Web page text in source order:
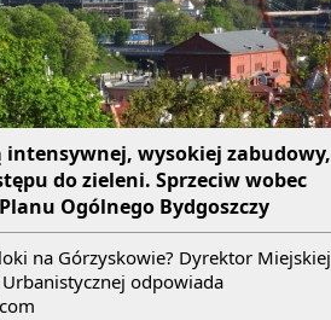
intensywnej, wysokiej zabudowy,
do zieleni. Sprzeciw wobec
Ogólnego Bydgoszczy
na Górzyskowie? Dyrektor Miejskiej
odpowiada